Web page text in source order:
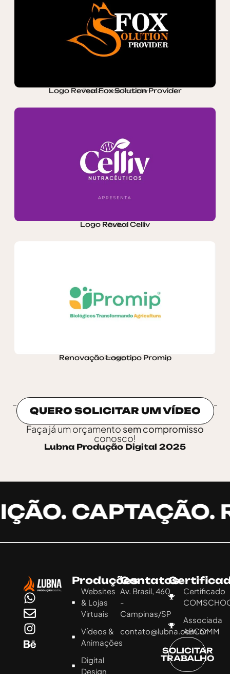
Logo Reveal Fox Solution Provider
Fox Solution Provider
Logo Reveal Celliv
Celliv
Renovação Logotipo Promip
Promip
QUERO SOLICITAR UM VÍDEO
Faça já um orçamento sem compromisso
conosco!
Lubna Produção Digital 2025
CAPTAÇÃO.
Produções
Websites
& Lojas
Virtuais
Vídeos &
Animações
Digital
Design
Contatos
Av. Brasil, 460
-
Campinas/SP
contato@lubna.com.br
Certificado
Associada
ABCOMM
SOLICITAR
TRABALHO